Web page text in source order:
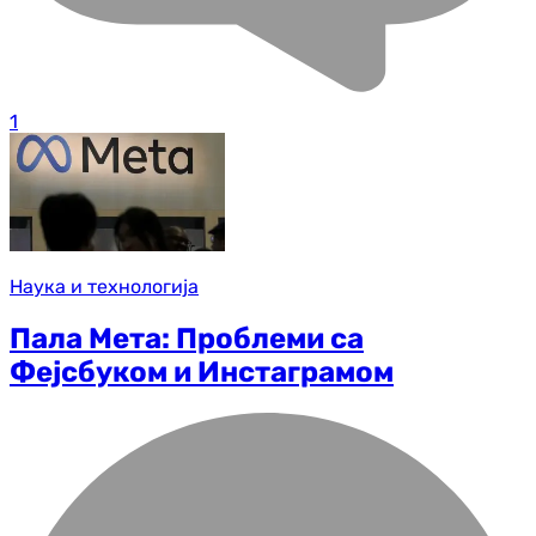
1
Наука и технологија
Пала Мета: Проблеми са
Фејсбуком и Инстаграмом